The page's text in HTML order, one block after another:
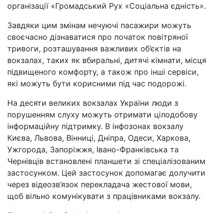
організації «Громадський Рух «Соціальна єдність».
Завдяки цим змінам нечуючі пасажири можуть
своєчасно дізнаватися про початок повітряної
тривоги, розташування важливих об’єктів на
вокзалах, таких як вбиральні, дитячі кімнати, місця
підвищеного комфорту, а також про інші сервіси,
які можуть бути корисними під час подорожі.
На десяти великих вокзалах України люди з
порушенням слуху можуть отримати цілодобову
інформаційну підтримку. В інфозонах вокзалу
Києва, Львова, Вінниці, Дніпра, Одеси, Харкова,
Ужгорода, Запоріжжя, Івано-Франківська та
Чернівців встановлені планшети зі спеціалізованим
застосунком. Цей застосунок допомагає долучити
через відеозв’язок перекладача жестової мови,
щоб вільно комунікувати з працівниками вокзалу.